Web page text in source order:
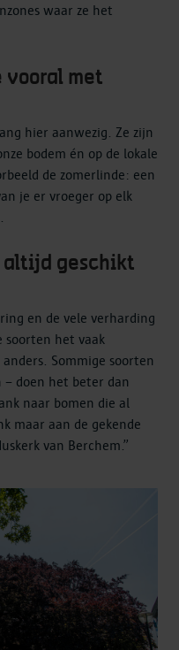
waar ze het
vooral met
hier aanwezig. Ze zijn
bodem én op de lokale
de zomerlinde: een
je er vroeger op elk
altijd geschikt
en de vele verharding
soorten het vaak
Sommige soorten
– doen het beter dan
naar bomen die al
maar aan de gekende
van Berchem.”